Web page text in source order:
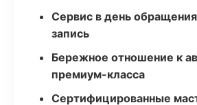
Сервис в день
запись
Бережное отношение к
премиум-класса
Сертифицированные